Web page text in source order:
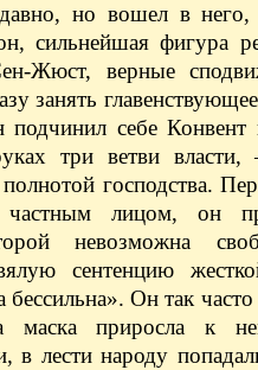
но вошел в
сильнейшая фигура
Жюст, верные
занять
себе Конвент
три ветви
господства.
лицом, он
невозможна
сентенцию
бессильна». Он так
маска приросла к
в лести народу